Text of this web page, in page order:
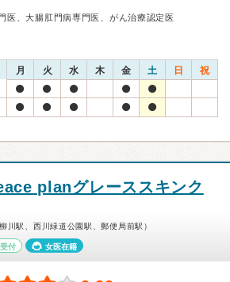
医、大腸肛門病専門医、がん治療認定医
月 火 水 木 金 土 日 祝
planグレーススキンク
川駅、西川緑道公園駅、郵便局前駅）
付 女医在籍